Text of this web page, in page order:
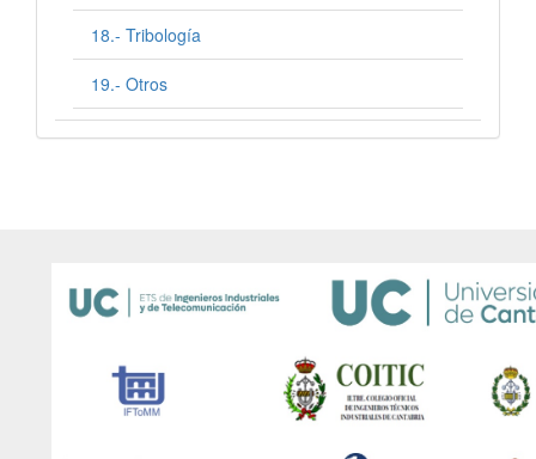
18.- Tribología
19.- Otros